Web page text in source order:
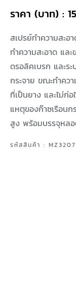
ราคา (บาท) :
สเปรย์ทำความสะอ
ทำความสะอาด แล
ดรอลิคเบรก และ
กระจาย ขณะทำคว
ที่เป็นยาง และไม่ก่
แหตุของก๊าซเรือน
สูง พร้อมบรรจุหล
รหัสสินค้า :